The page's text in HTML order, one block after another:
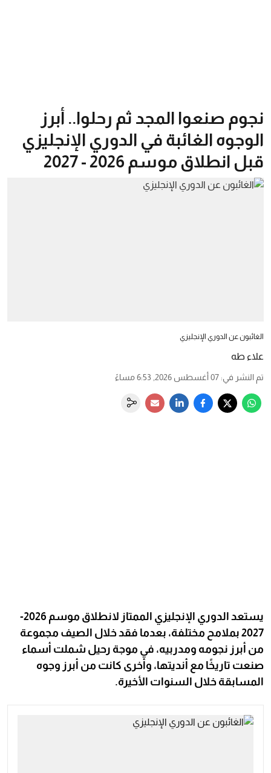
نجوم صنعوا المجد ثم رحلوا.. أبرز
الوجوه الغائبة في الدوري الإنجليزي
قبل انطلاق موسم 2026 - 2027
الغائبون عن الدوري الإنجليزي
علاء طه
تم النشر في: 07 أغسطس 2026, 6:53 مساءً
يستعد الدوري الإنجليزي الممتاز لانطلاق موسم 2026-
2027 بملامح مختلفة، بعدما فقد خلال الصيف مجموعة
من أبرز نجومه ومدربيه، في موجة رحيل شملت أسماء
صنعت تاريخًا مع أنديتها، وأخرى كانت من أبرز وجوه
المسابقة خلال السنوات الأخيرة.